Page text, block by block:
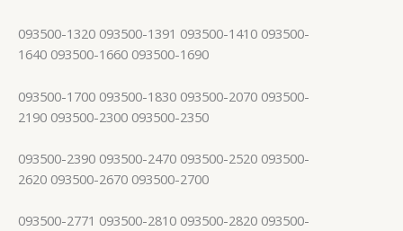
093500-1320 093500-1391 093500-1410 093500-
1640 093500-1660 093500-1690
093500-1700 093500-1830 093500-2070 093500-
2190 093500-2300 093500-2350
093500-2390 093500-2470 093500-2520 093500-
2620 093500-2670 093500-2700
093500-2771 093500-2810 093500-2820 093500-